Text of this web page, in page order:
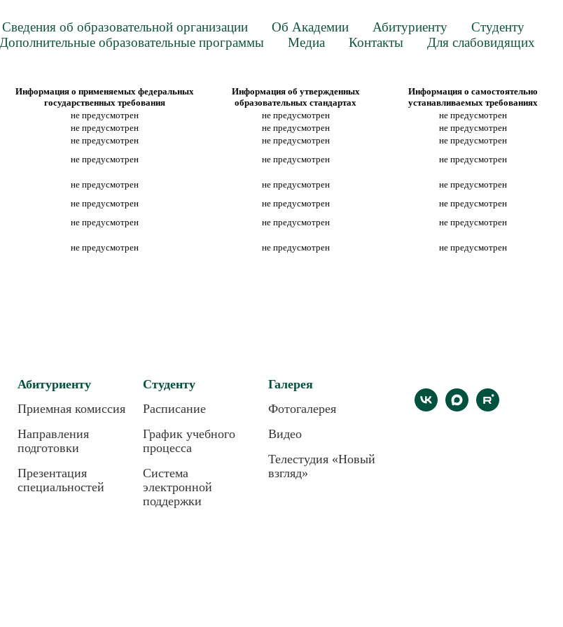
Сведения об образовательной организации Об Академии Абитуриенту
Студенту
Дополнительные образовательные программы
Медиа Контакты Для слабовидящих
Информация о применяемых федеральных
государственных требования
Информация об утвержденных
образовательных стандартах
Информация о самостоятельно
устанавливаемых требованиях
не предусмотрен не предусмотрен
не предусмотрен
не предусмотрен не предусмотрен
не предусмотрен
не предусмотрен не предусмотрен
не предусмотрен
не предусмотрен не предусмотрен
не предусмотрен
не предусмотрен не предусмотрен
не предусмотрен
не предусмотрен не предусмотрен
не предусмотрен
не предусмотрен не предусмотрен
не предусмотрен
не предусмотрен не предусмотрен не предусмотрен
Абитуриенту
Приемная комиссия
Направления
подготовки
Презентация
специальностей
Студенту
Расписание
График учебного
процесса
Система
электронной
поддержки
Галерея
Фотогалерея
Видео
Телестудия «Новый
взгляд»